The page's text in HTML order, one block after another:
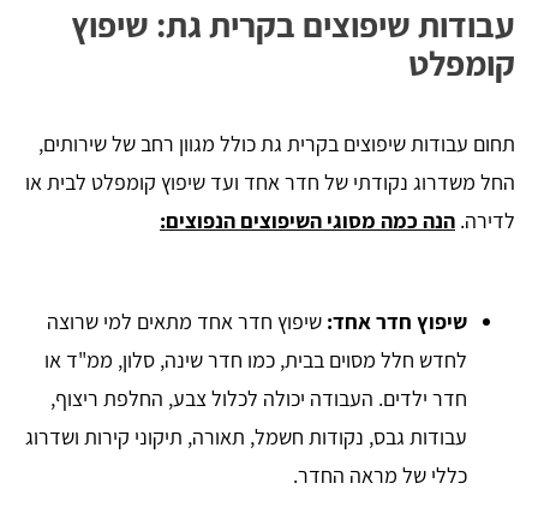
עבודות שיפוצים בקרית גת: שיפוץ
קומפלט
תחום עבודות שיפוצים בקרית גת כולל מגוון רחב של שירותים,
החל משדרוג נקודתי של חדר אחד ועד שיפוץ קומפלט לבית או
לדירה. הנה כמה מסוגי השיפוצים הנפוצים:
שיפוץ חדר אחד: שיפוץ חדר אחד מתאים למי שרוצה
לחדש חלל מסוים בבית, כמו חדר שינה, סלון, ממ"ד או
חדר ילדים. העבודה יכולה לכלול צבע, החלפת ריצוף,
עבודות גבס, נקודות חשמל, תאורה, תיקוני קירות ושדרוג
כללי של מראה החדר.